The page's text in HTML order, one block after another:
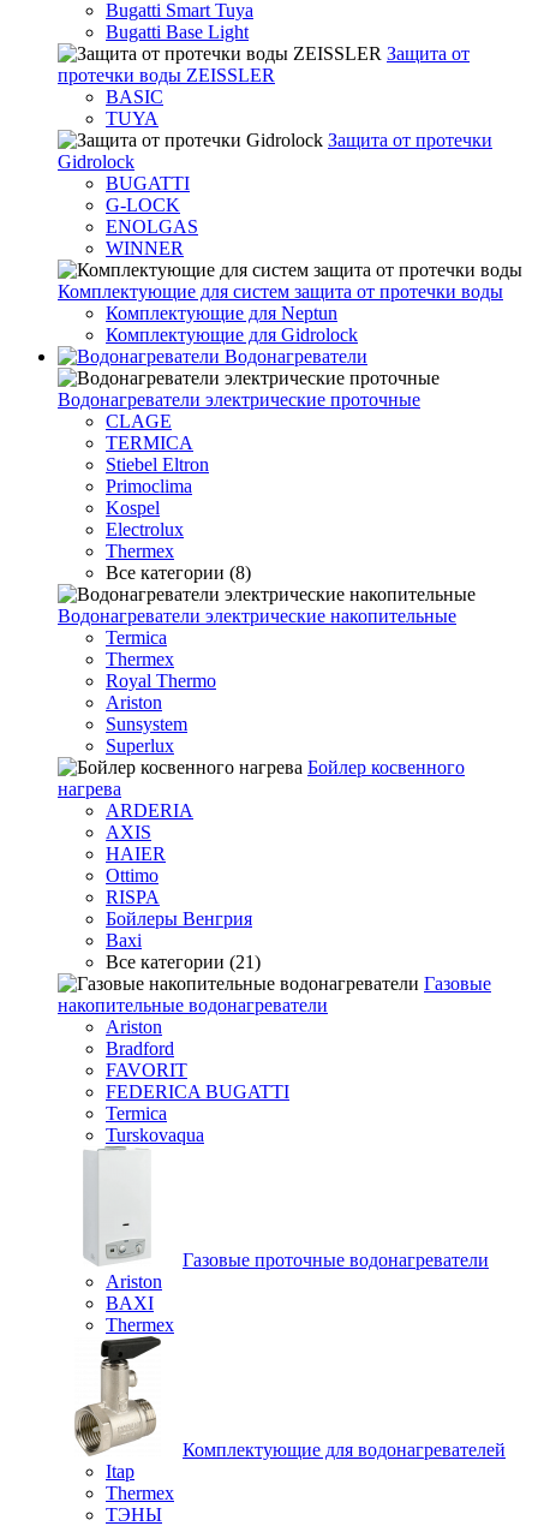
Bugatti Smart Tuya
Bugatti Base Light
Защита от
протечки воды ZEISSLER
BASIC
TUYA
Защита от протечки
Gidrolock
BUGATTI
G-LOCK
ENOLGAS
WINNER
Комплектующие для систем защита от протечки воды
Комплектующие для Neptun
Комплектующие для Gidrolock
Водонагреватели
Водонагреватeли электрические проточные
CLAGE
TERMICA
Stiebel Eltron
Primoclima
Kospel
Electrolux
Thermex
Все категории (8)
Водонагреватели электрические накопительные
Termica
Thermex
Royal Thermo
Ariston
Sunsystem
Superlux
Бойлер косвенного
нагрева
ARDERIA
AXIS
HAIER
Ottimo
RISPA
Бойлеры Венгрия
Baxi
Все категории (21)
Газовые
накопительные водонагреватели
Ariston
Bradford
FAVORIT
FEDERICA BUGATTI
Termica
Turskovaqua
Газовые проточные водонагреватели
Ariston
BAXI
Thermex
Комплектующие для водонагревателей
Itap
Thermex
ТЭНЫ